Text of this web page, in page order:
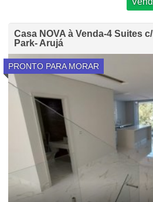
Casa NOVA à Venda-4 Suites
Park- Arujá
PRONTO PARA MORAR